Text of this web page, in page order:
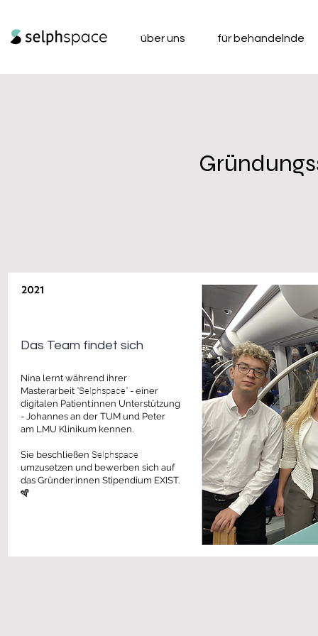
über uns für behandelnde
Das Team findet sich
Nina lernt während ihrer
Masterarbeit "Selphspace" - einer
digitalen Patient:innen Unterstützung
- Johannes an der TUM und Peter
am LMU Klinikum kennen.
Sie beschließen Selphspace
umzusetzen und bewerben sich auf
das Gründer:innen Stipendium EXIST.
🪇